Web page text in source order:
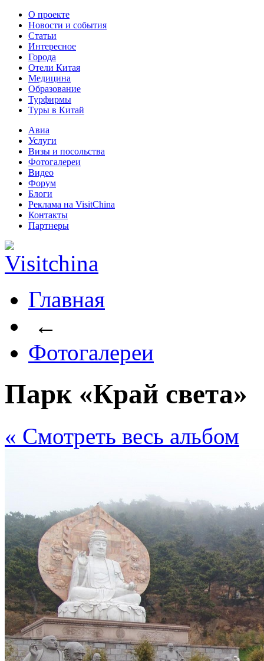
О проекте
Новости и события
Статьи
Интересное
Города
Отели Китая
Медицина
Образование
Турфирмы
Туры в Китай
Авиа
Услуги
Визы и посольства
Фотогалереи
Видео
Форум
Блоги
Реклама на VisitChina
Контакты
Партнеры
Главная
←
Фотогалереи
Парк «Край света»
« Cмотреть весь альбом